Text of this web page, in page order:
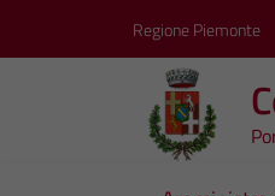
Regione Piemonte